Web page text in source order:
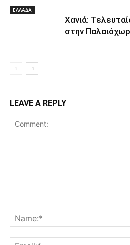
ΕΛΛΑΔΑ
Χανιά:
στην
LEAVE A REPLY